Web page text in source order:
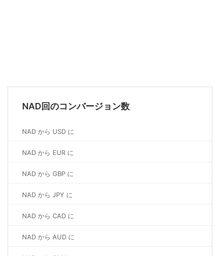
NAD回のコンバージョン数
NAD から USD に
NAD から EUR に
NAD から GBP に
NAD から JPY に
NAD から CAD に
NAD から AUD に